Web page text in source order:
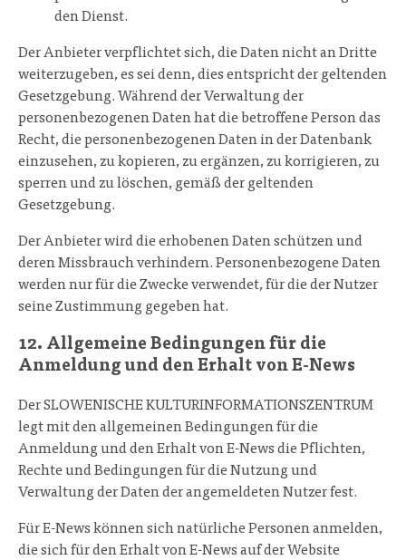
den Dienst.
Der Anbieter verpflichtet sich, die Daten nicht an Dritte
weiterzugeben, es sei denn, dies entspricht der geltenden
Gesetzgebung. Während der Verwaltung der
personenbezogenen Daten hat die betroffene Person das
Recht, die personenbezogenen Daten in der Datenbank
einzusehen, zu kopieren, zu ergänzen, zu korrigieren, zu
sperren und zu löschen, gemäß der geltenden
Gesetzgebung.
Der Anbieter wird die erhobenen Daten schützen und
deren Missbrauch verhindern. Personenbezogene Daten
werden nur für die Zwecke verwendet, für die der Nutzer
seine Zustimmung gegeben hat.
12. Allgemeine Bedingungen für die
Anmeldung und den Erhalt von E-News
Der SLOWENISCHE KULTURINFORMATIONSZENTRUM
legt mit den allgemeinen Bedingungen für die
Anmeldung und den Erhalt von E-News die Pflichten,
Rechte und Bedingungen für die Nutzung und
Verwaltung der Daten der angemeldeten Nutzer fest.
Für E-News können sich natürliche Personen anmelden,
die sich für den Erhalt von E-News auf der Website